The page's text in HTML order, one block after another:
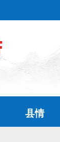
县情